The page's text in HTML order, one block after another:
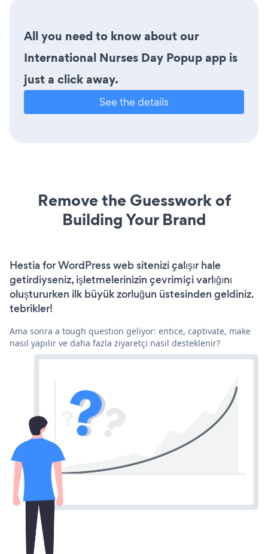
All you need to know about our
International Nurses Day Popup app is
just a click away.
See the details
Remove the Guesswork of
Building Your Brand
Hestia for WordPress web sitenizi çalışır hale
getirdiyseniz, işletmelerinizin çevrimiçi varlığını
oluştururken ilk büyük zorluğun üstesinden geldiniz.
tebrikler!
Ama sonra a tough question geliyor: entice, captivate, make
nasıl yapılır ve daha fazla ziyaretçi nasıl desteklenir?